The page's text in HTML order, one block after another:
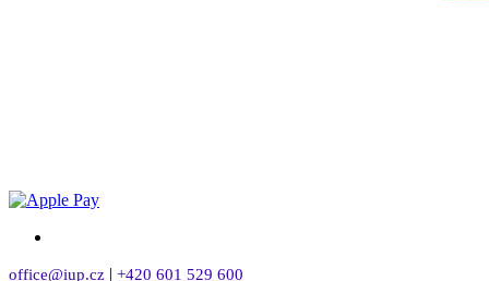
office@iup.cz | +420 601 529 600